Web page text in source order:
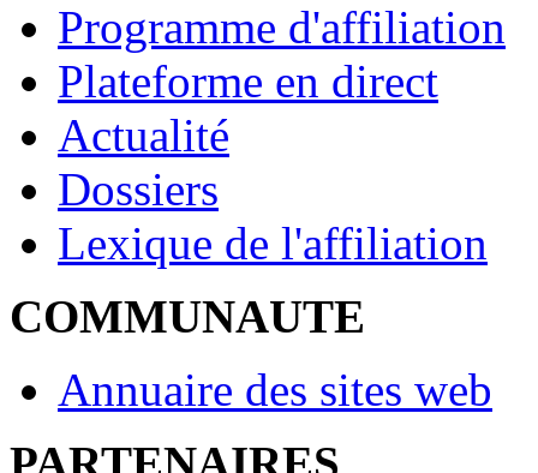
Programme d'affiliation
Plateforme en direct
Actualité
Dossiers
Lexique de l'affiliation
COMMUNAUTE
Annuaire des sites web